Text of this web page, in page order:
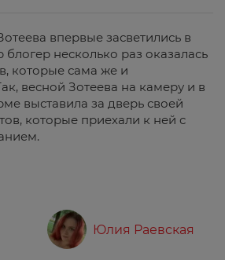
впервые засветились в
блогер несколько раз оказалась
которые сама же и
весной Зотеева на камеру и в
выставила за дверь своей
которые приехали к ней с
Юлия Раевская